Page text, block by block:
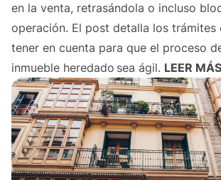
en la venta, retrasándola o incluso
operación. El post detalla los trámites
tener en cuenta para que el proceso
inmueble heredado sea ágil. LEER MÁS